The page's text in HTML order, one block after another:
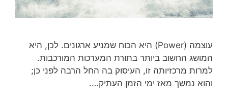
עוצמה (Power) היא הכוח שמניע ארגונים. לכן, היא
המושג החשוב ביותר בתורת המערכות המורכבות.
למרות מרכזיותה זו, העיסוק בה החל הרבה לפני כן;
והוא נמשך מאז ימי הזמן העתיק….